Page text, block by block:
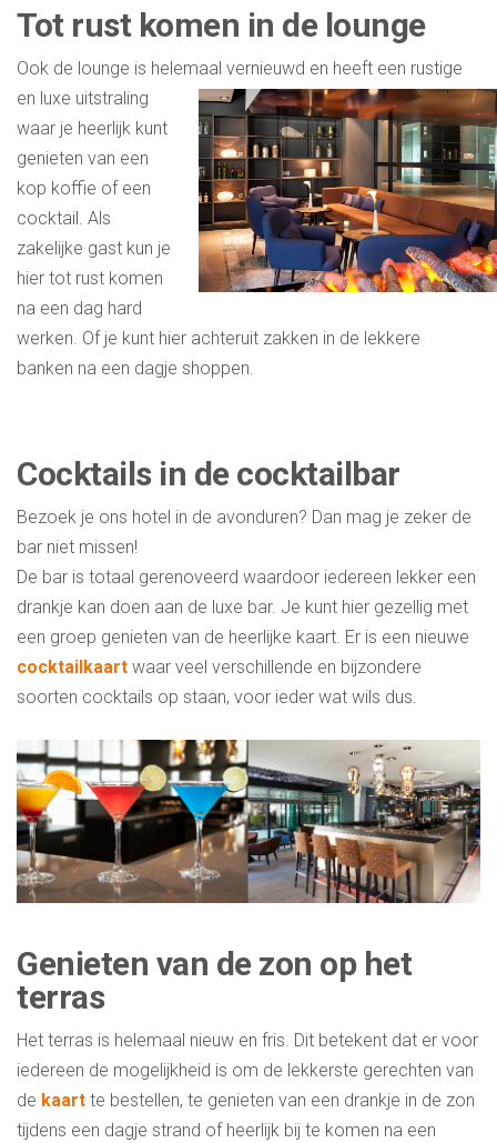
Tot rust komen in de lounge
Ook de lounge is helemaal vernieuwd en heeft een rustige
en luxe uitstraling
waar je heerlijk kunt
genieten van een
kop koffie of een
cocktail. Als
zakelijke gast kun je
hier tot rust komen
na een dag hard
werken. Of je kunt hier achteruit zakken in de lekkere
banken na een dagje shoppen.
Cocktails in de cocktailbar
Bezoek je ons hotel in de avonduren? Dan mag je zeker de
bar niet missen!
De bar is totaal gerenoveerd waardoor iedereen lekker een
drankje kan doen aan de luxe bar. Je kunt hier gezellig met
een groep genieten van de heerlijke kaart. Er is een nieuwe
cocktailkaart waar veel verschillende en bijzondere
soorten cocktails op staan, voor ieder wat wils dus.
Genieten van de zon op het
terras
Het terras is helemaal nieuw en fris. Dit betekent dat er voor
iedereen de mogelijkheid is om de lekkerste gerechten van
de kaart te bestellen, te genieten van een drankje in de zon
tijdens een dagje strand of heerlijk bij te komen na een